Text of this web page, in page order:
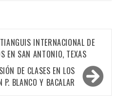
INTERNACIONAL DE
EN SAN ANTONIO, TEXAS
DE CLASES EN LOS
BLANCO Y BACALAR